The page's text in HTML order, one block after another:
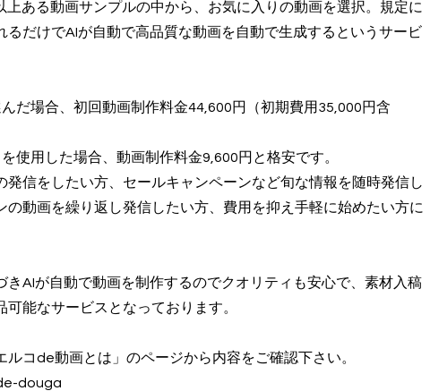
ある動画サンプルの中から、お気に入りの動画を選択。規定に
るだけでAIが自動で高品質な動画を自動で生成するというサービ
だ場合、初回動画制作料金44,600円（初期費用35,000円含
使用した場合、動画制作料金9,600円と格安です。
発信をしたい方、セールキャンペーンなど旬な情報を随時発信し
の動画を繰り返し発信したい方、費用を抑え手軽に始めたい方に
きAIが自動で動画を制作するのでクオリティも安心で、素材入稿
能なサービスとなっております。
ルコde動画とは」のページから内容をご確認下さい。
douga